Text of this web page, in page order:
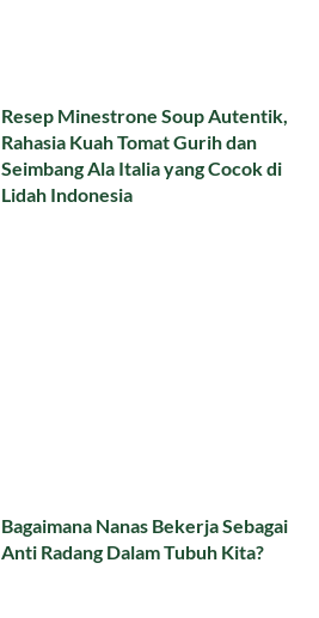
Resep Minestrone Soup Autentik,
Rahasia Kuah Tomat Gurih dan
Seimbang Ala Italia yang Cocok di
Lidah Indonesia
Bagaimana Nanas Bekerja Sebagai
Anti Radang Dalam Tubuh Kita?